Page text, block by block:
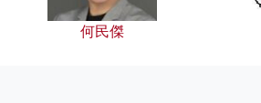
何民傑